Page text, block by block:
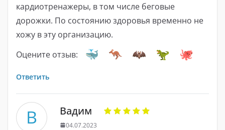
кардиотренажеры, в том числе беговые
дорожки. По состоянию здоровья временно не
хожу в эту организацию.
Оцените отзыв:
Ответить
В Вадим
04.07.2023